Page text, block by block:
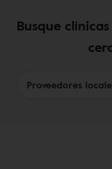
Busque